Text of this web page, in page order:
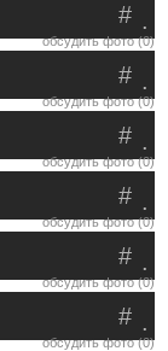
.
#
обсудить фото (0)
.
#
обсудить фото (0)
.
#
обсудить фото (0)
.
#
обсудить фото (0)
.
#
обсудить фото (0)
.
#
обсудить фото (0)